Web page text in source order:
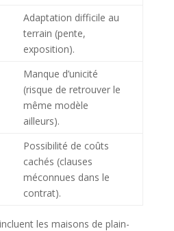
Adaptation difficile au
terrain (pente,
exposition).
Manque d’unicité
(risque de retrouver le
même modèle
ailleurs).
Possibilité de coûts
cachés (clauses
méconnues dans le
contrat).
les maisons de plain-